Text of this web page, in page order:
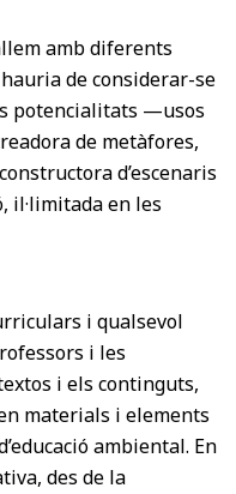
amb diferents
de considerar-se
potencialitats —usos
de metàfores,
d’escenaris
il·limitada en les
i qualsevol
i les
i els continguts,
materials i elements
ambiental. En
des de la